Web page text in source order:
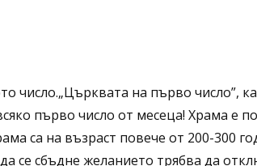
на първо число”,
първо число от месеца! Храма е
са на възраст повече от 200-300
се сбъдне желанието трябва да